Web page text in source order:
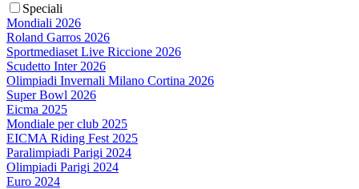
Speciali
Mondiali 2026
Roland Garros 2026
Sportmediaset Live Riccione 2026
Scudetto Inter 2026
Olimpiadi Invernali Milano Cortina 2026
Super Bowl 2026
Eicma 2025
Mondiale per club 2025
EICMA Riding Fest 2025
Paralimpiadi Parigi 2024
Olimpiadi Parigi 2024
Euro 2024